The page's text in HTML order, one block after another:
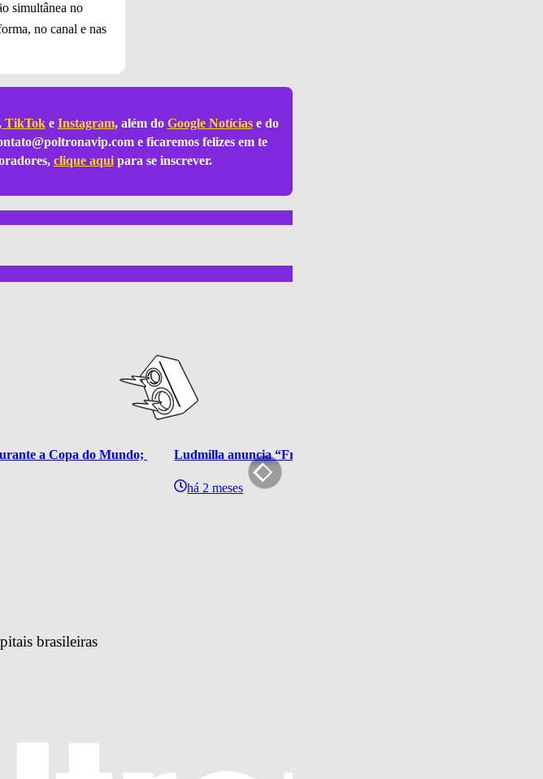
simultânea no
no canal e nas
TikToke Instagram, além do Google Notíciase do
e ficaremos felizes em te
clique aquipara se inscrever.
a Copa do Mundo;
Ludmilla anuncia “Fragmentos: A Experiência”, show único no
há 2 meses
brasileiras